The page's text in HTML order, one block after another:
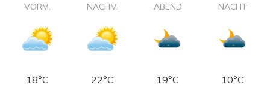
VORM. NACHM. ABEND NACHT
18°C 22°C 19°C
10°C